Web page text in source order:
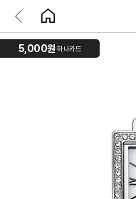
5,000원 하나카드